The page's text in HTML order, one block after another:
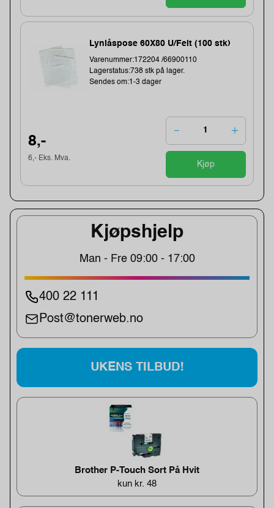
Kjøpshjelp
Man - Fre 09:00 - 17:00
400 22 111
Post@tonerweb.no
UKENS TILBUD!
Brother P-Touch Sort På Hvit
kun kr. 48
Lynlåspose 60X80 U/Felt (100 stk)
Varenummer:172204 /66900110
Lagerstatus:738 stk på lager.
Sendes om:1-3 dager
8,-
6,- Eks. Mva.
Kjøp